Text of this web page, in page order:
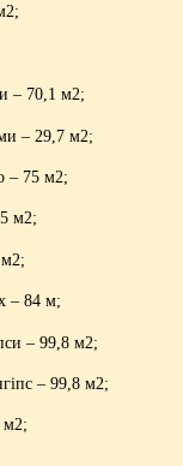
– 70,1 м2;
– 29,7 м2;
– 75 м2;
м2;
– 84 м;
– 99,8 м2;
– 99,8 м2;
м2;